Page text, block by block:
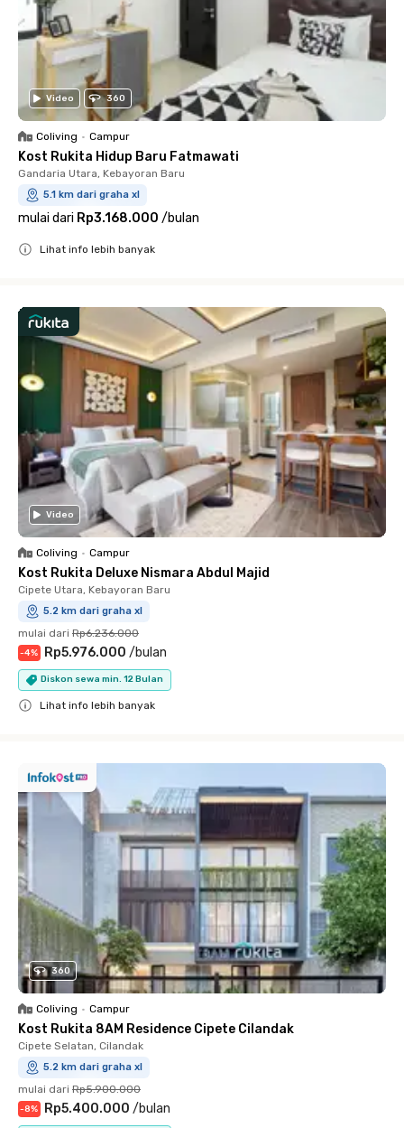
Video 360
Coliving • Campur
Kost Rukita Hidup Baru Fatmawati
Gandaria Utara, Kebayoran Baru
5.1 km dari graha xl
mulai dari Rp3.168.000 /bulan
Lihat info lebih banyak
Video
Coliving • Campur
Kost Rukita Deluxe Nismara Abdul Majid
Cipete Utara, Kebayoran Baru
5.2 km dari graha xl
mulai dari Rp6.236.000
-4% Rp5.976.000 /bulan
Diskon sewa min. 12 Bulan
Lihat info lebih banyak
360
Coliving • Campur
Kost Rukita 8AM Residence Cipete Cilandak
Cipete Selatan, Cilandak
5.2 km dari graha xl
mulai dari Rp5.900.000
-8% Rp5.400.000 /bulan